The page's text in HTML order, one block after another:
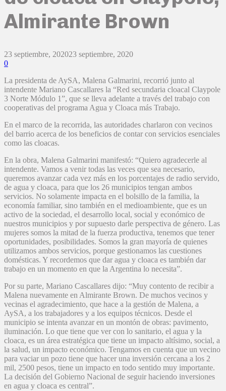
Almirante Brown
23 septiembre, 202023 septiembre, 2020
0
La presidenta de AySA, Malena Galmarini, recorrió junto al
intendente Mariano Cascallares la “Red secundaria cloacal Claypole
3 Norte Módulo 1”, que se lleva adelante a través del trabajo con
cooperativas del programa Agua y Cloaca más Trabajo.
En el marco de la recorrida, las autoridades charlaron con vecinos
del barrio acerca de los beneficios de contar con servicios esenciales
como las cloacas.
En la obra, Malena Galmarini manifestó: “Quiero agradecerle al
intendente. Vamos a venir todas las veces que sea necesario,
queremos avanzar cada vez más en los porcentajes de radio servido,
de agua y cloaca, para que los 26 municipios tengan ambos
servicios. No solamente impacta en el bolsillo de la familia, la
economía familiar, sino también en el medioambiente, que es un
activo de la sociedad, el desarrollo local, social y económico de
nuestros municipios y por supuesto darle perspectiva de género. Las
mujeres somos la mitad de la fuerza productiva, tenemos que tener
oportunidades, posibilidades. Somos la gran mayoría de quienes
utilizamos ambos servicios, porque gestionamos las cuestiones
domésticas. Y recordemos que dar agua y cloaca es también dar
trabajo en un momento en que la Argentina lo necesita”.
Por su parte, Mariano Cascallares dijo: “Muy contento de recibir a
Malena nuevamente en Almirante Brown. De muchos vecinos y
vecinas el agradecimiento, que hace a la gestión de Malena, a
AySA, a los trabajadores y a los equipos técnicos. Desde el
municipio se intenta avanzar en un montón de obras: pavimento,
iluminación. Lo que tiene que ver con lo sanitario, el agua y la
cloaca, es un área estratégica que tiene un impacto altísimo, social, a
la salud, un impacto económico. Tengamos en cuenta que un vecino
para vaciar un pozo tiene que hacer una inversión cercana a los 2
mil, 2500 pesos, tiene un impacto en todo sentido muy importante.
La decisión del Gobierno Nacional de seguir haciendo inversiones
en agua y cloaca es central”.